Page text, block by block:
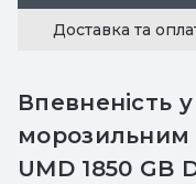
Доставка та
Впевненість у
морозильним
UMD 1850 GB